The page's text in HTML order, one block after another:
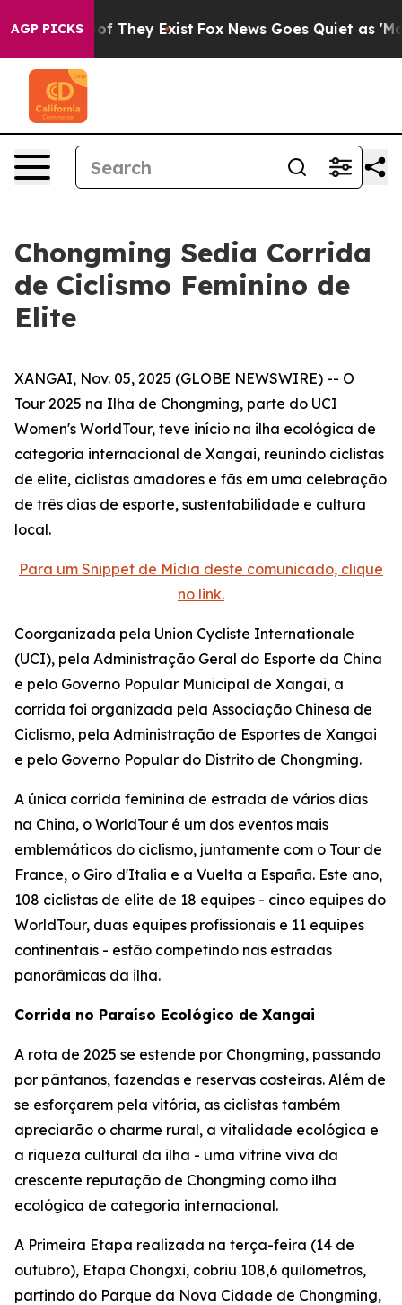
AGP PICKS
no Proof They Exist Fox News Goes Quiet as 'Maga
Chongming Sedia Corrida
de Ciclismo Feminino de
Elite
XANGAI, Nov. 05, 2025 (GLOBE NEWSWIRE) -- O
Tour 2025 na Ilha de Chongming, parte do UCI
Women's WorldTour, teve início na ilha ecológica de
categoria internacional de Xangai, reunindo ciclistas
de elite, ciclistas amadores e fãs em uma celebração
de três dias de esporte, sustentabilidade e cultura
local.
Para um Snippet de Mídia deste comunicado, clique
no link.
Coorganizada pela Union Cycliste Internationale
(UCI), pela Administração Geral do Esporte da China
e pelo Governo Popular Municipal de Xangai, a
corrida foi organizada pela Associação Chinesa de
Ciclismo, pela Administração de Esportes de Xangai
e pelo Governo Popular do Distrito de Chongming.
A única corrida feminina de estrada de vários dias
na China, o WorldTour é um dos eventos mais
emblemáticos do ciclismo, juntamente com o Tour de
France, o Giro d'Italia e a Vuelta a España. Este ano,
108 ciclistas de elite de 18 equipes - cinco equipes do
WorldTour, duas equipes profissionais e 11 equipes
continentais - estão competindo nas estradas
panorâmicas da ilha.
Corrida no Paraíso Ecológico de Xangai
A rota de 2025 se estende por Chongming, passando
por pântanos, fazendas e reservas costeiras. Além de
se esforçarem pela vitória, as ciclistas também
apreciarão o charme rural, a vitalidade ecológica e
a riqueza cultural da ilha - uma vitrine viva da
crescente reputação de Chongming como ilha
ecológica de categoria internacional.
A Primeira Etapa realizada na terça-feira (14 de
outubro), Etapa Chongxi, cobriu 108,6 quilômetros,
partindo do Parque da Nova Cidade de Chongming,